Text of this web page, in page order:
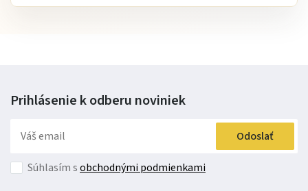
Prihlásenie k odberu noviniek
Odoslať
Súhlasím sobchodnými podmienkami